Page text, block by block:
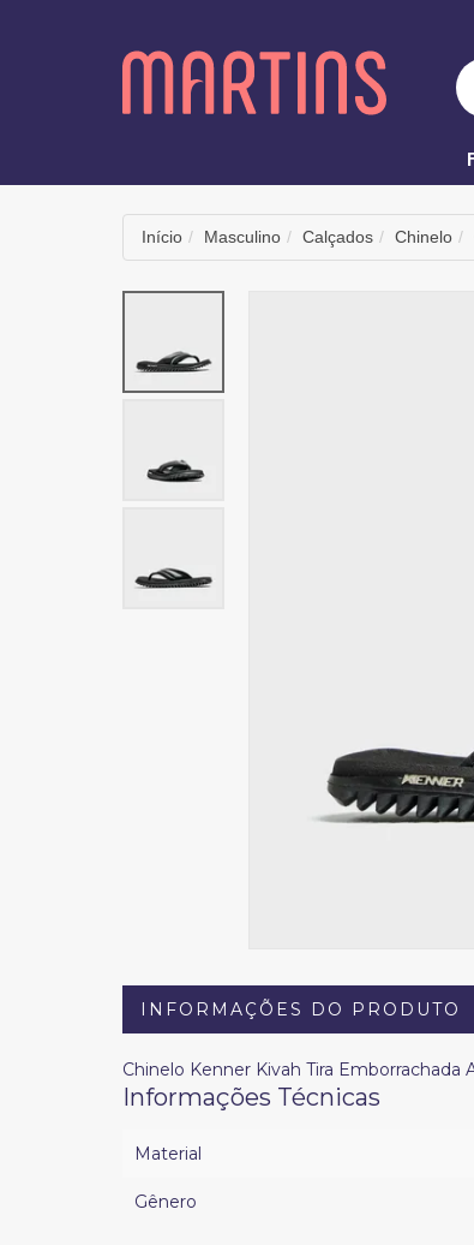
Início Masculino Calçados Chinelo
INFORMAÇÕES DO PRODUTO
Chinelo Kenner Kivah Tira
Informações Técnicas
Material
Gênero